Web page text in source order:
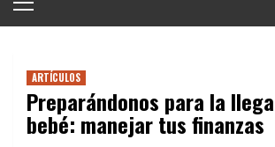
principal
ARTÍCULOS
Preparándonos para la
bebé: manejar tus finanzas